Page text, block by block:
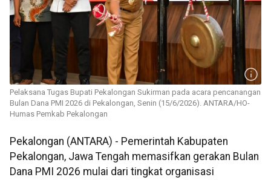
Pelaksana Tugas Bupati Pekalongan Sukirman pada acara pencanangan
Bulan Dana PMI 2026 di Pekalongan, Senin (15/6/2026). ANTARA/HO-
Humas Pemkab Pekalongan
Pekalongan (ANTARA) - Pemerintah Kabupaten
Pekalongan, Jawa Tengah memasifkan gerakan Bulan
Dana PMI 2026 mulai dari tingkat organisasi